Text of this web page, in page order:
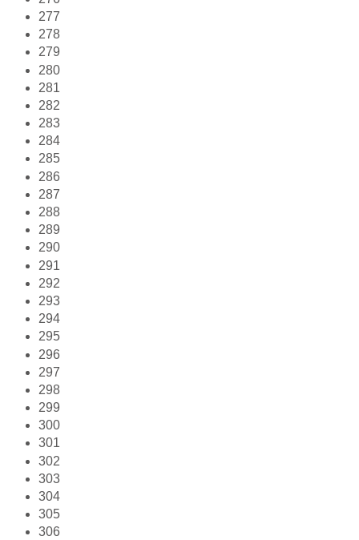
277
278
279
280
281
282
283
284
285
286
287
288
289
290
291
292
293
294
295
296
297
298
299
300
301
302
303
304
305
306